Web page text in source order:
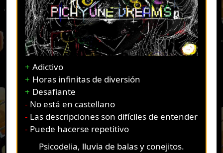
Adictivo
Horas infinitas de diversión
Desafiante
No está en castellano
Las descripciones son difíciles de entender
Puede hacerse repetitivo
Psicodelia, lluvia de balas y conejitos.